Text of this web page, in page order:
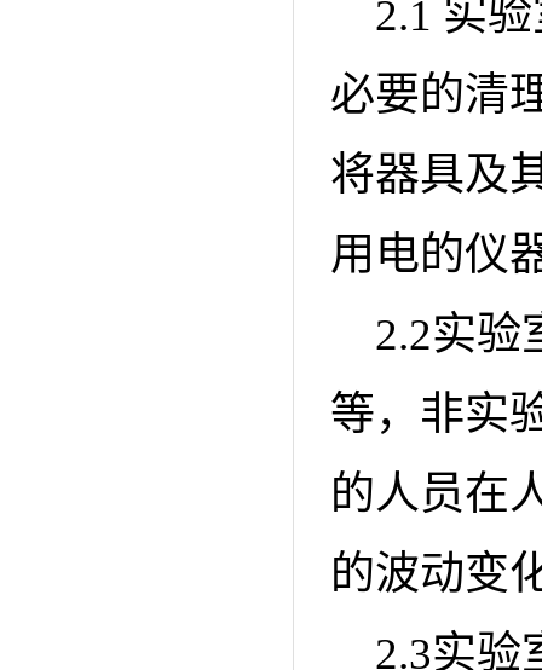
2.1 实
必要的清
将器具及
用电的仪
2.2实验
等，非实
的人员在
的波动变
2.3实验